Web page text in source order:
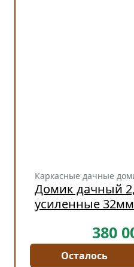
Каркасные дачные
Домик дачный
усиленные 32мм
380
Осталось